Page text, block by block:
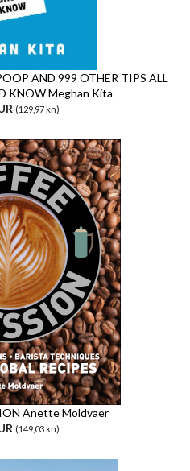
AND 999 OTHER TIPS ALL
KNOW Meghan Kita
(129,97 kn)
Anette Moldvaer
(149,03 kn)